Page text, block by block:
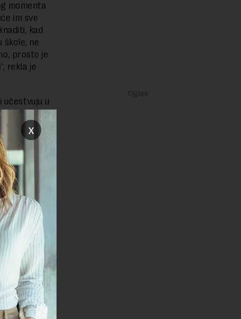
momenta
im sve
kad
škole, ne
prosto je
rekla je
učestvuju u
za x